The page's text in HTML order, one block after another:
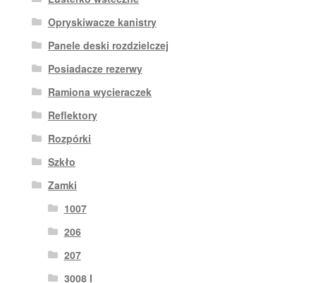
Opryskiwacze kanistry
Panele deski rozdzielczej
Posiadacze rezerwy
Ramiona wycieraczek
Reflektory
Rozpórki
Szkło
Zamki
1007
206
207
3008 I